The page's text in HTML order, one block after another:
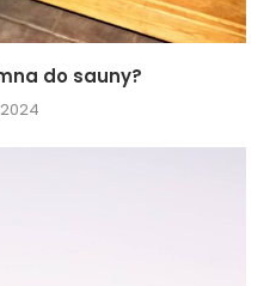
do sauny?
2024